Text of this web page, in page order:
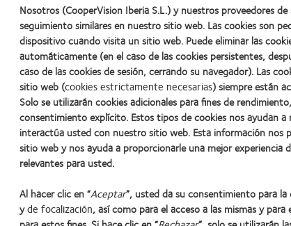
(5= Excelente, 4= Muy Buena, 3= Buena, 2=
Del paciente:
5
Del adaptador
4
Fecha comienzo adaptación:
6/05
Fecha fin de adaptación:
07/05
Comentarios:
TRAS LOS PRIMEROS SEIS MESES DE
NUEVO CAJAS CON LOS MISMOS
Nosotros (CooperVision Iberia S.L.) y nuestros proveedores
seguimiento similares en nuestro sitio web. Las cookies son
dispositivo cuando visita un sitio web. Puede eliminar las
automáticamente (en el caso de las cookies persistentes,
caso de las cookies de sesión, cerrando su navegador). Las
sitio web (cookies estrictamente necesarias) siempre están
Solo se utilizarán cookies adicionales para fines de
consentimiento explícito. Estos tipos de cookies nos ayudan
interactúa usted con nuestro sitio web. Esta información
sitio web y nos ayuda a proporcionarle una mejor
relevantes para usted.
Al hacer clic en “Aceptar”, usted da su consentimiento para
yde focalización, así como para el acceso a las mismas y para